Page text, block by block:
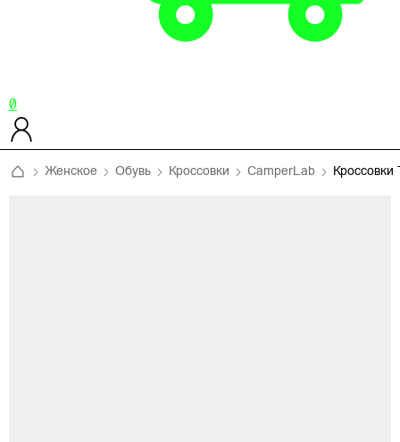
0
Женское Обувь Кроссовки CamperLab Кроссовки